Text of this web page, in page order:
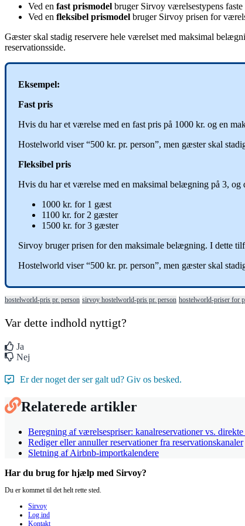
Ved en fast prismodel bruger Sirvoy værelsestypens faste
Ved en fleksibel prismodel bruger Sirvoy prisen for væ
Gæster skal stadig reservere hele værelset med maksimal belæ
reservationsside.
Eksempel:
Fast pris
Hvis du har et værelse med en fast pris på 1000 kr. og en
Hostelworld viser “500 kr. pr. person”, men gæster skal
Fleksibel pris
Hvis du har et værelse med en maksimal belægning på 3, og
1000 kr. for 1 gæst
1100 kr. for 2 gæster
1500 kr. for 3 gæster
Sirvoy bruger prisen for den maksimale belægning. I dette tilf
Hostelworld viser “500 kr. pr. person”, men gæster skal
hostelworld-pris pr. person sirvoy hostelworld-pris pr. person hostelworld-priser for
Var dette indhold nyttigt?
Ja
Nej
Er der noget der ser galt ud? Giv os besked.
Relaterede artikler
Beregning af værelsespriser: kanalreservationer vs. direkte
Rediger eller annuller reservationer fra reservationskanaler
Sletning af Airbnb-importkalendere
Har du brug for hjælp med Sirvoy?
Du er kommet til det helt rette sted.
Sirvoy
Log ind
Kontakt